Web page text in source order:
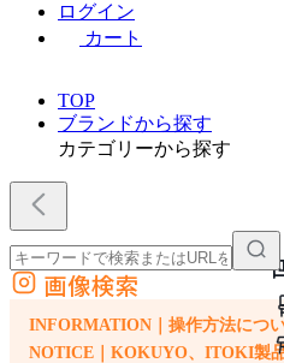
ログイン
カート
TOP
ブランドから探す
カテゴリーから探す
外部サイトの商品をカートに追加
他のサイトで見つけた商品ページのURLを貼り付け
画像検索
INFORMATION｜操作方法につ
NOTICE｜KOKUYO、ITOKI製品